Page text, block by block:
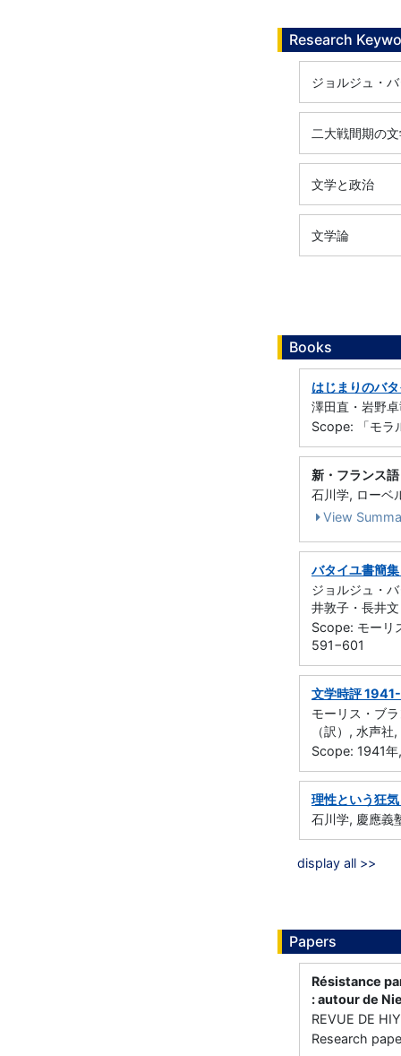
Research
ジョルジュ・
二大戦間期の
文学と政治
文学論
Books
はじまりのバ
澤田直・岩野
Scope: 「モ
新・フランス
石川学, ローベ
View
バタイユ書簡
ジョルジュ・
井敦子・長井
Scope: モーリ
591−601
文学時評
モーリス・ブ
（訳）, 水声社
Scope: 1941
理性という狂
石川学, 慶應義
display all >>
Papers
Résistance
: autour de
REVUE DE
Research